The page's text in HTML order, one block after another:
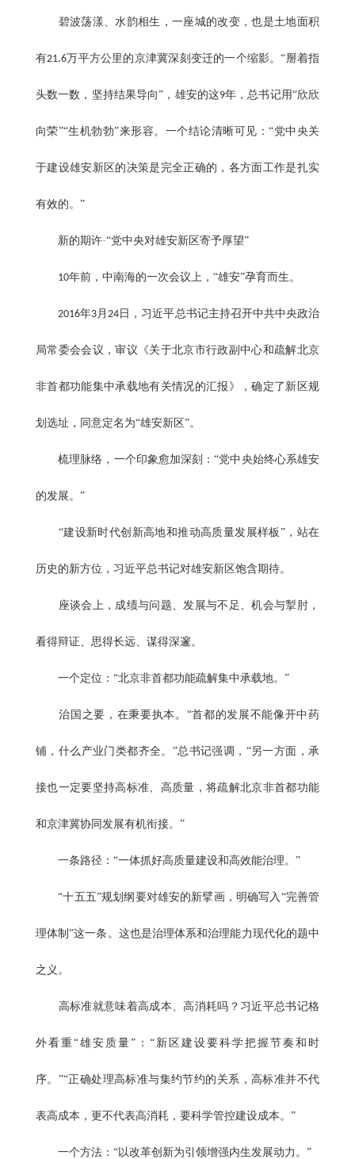
碧波荡漾、水韵相生，一座城的改变，也是土地面积
有21.6万平方公里的京津冀深刻变迁的一个缩影。“掰着指
头数一数，坚持结果导向”，雄安的这9年，总书记用“欣欣
向荣”“生机勃勃”来形容。一个结论清晰可见：“党中央关
于建设雄安新区的决策是完全正确的，各方面工作是扎实
有效的。”
新的期许·“党中央对雄安新区寄予厚望”
10年前，中南海的一次会议上，“雄安”孕育而生。
2016年3月24 日，习近平总书记主持召开中共中央政治
局常委会会议，审议《关于北京市行政副中心和疏解北京
非首都功能集中承载地有关情况的汇报》，确定了新区规
划选址，同意定名为“雄安新区”。
梳理脉络，一个印象愈加深刻：“党中央始终心系雄安
的发展。”
“建设新时代创新高地和推动高质量发展样板”，站在
历史的新方位，习近平总书记对雄安新区饱含期待。
座谈会上，成绩与问题、发展与不足、机会与掣肘，
看得辩证、思得长远、谋得深邃。
一个定位：“北京非首都功能疏解集中承载地。”
治国之要，在秉要执本。“首都的发展不能像开中药
铺，什么产业门类都齐全。”总书记强调，“另一方面，承
接也一定要坚持高标准、高质量，将疏解北京非首都功能
和京津冀协同发展有机衔接。”
一条路径：“一体抓好高质量建设和高效能治理。”
“十五五”规划纲要对雄安的新擘画，明确写入“完善管
理体制”这一条。这也是治理体系和治理能力现代化的题中
之义。
高标准就意味着高成本、高消耗吗？习近平总书记格
外看重“雄安质量”：“新区建设要科学把握节奏和时
序。”“正确处理高标准与集约节约的关系，高标准并不代
表高成本，更不代表高消耗，要科学管控建设成本。”
一个方法：“以改革创新为引领增强内生发展动力。”